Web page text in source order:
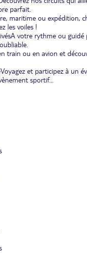
parfait.
maritime ou expédition,
les voiles !
A votre rythme ou guidé
train ou en avion et
Voyagez et participez à un
sportif...